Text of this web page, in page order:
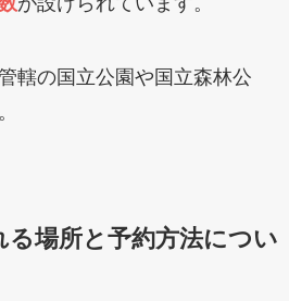
轄の国立公園や国立森林公
場所と予約方法につい